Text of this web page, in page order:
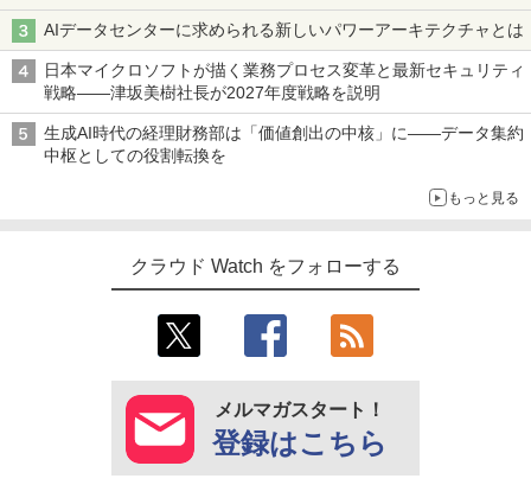
AIデータセンターに求められる新しいパワーアーキテクチャとは
日本マイクロソフトが描く業務プロセス変革と最新セキュリティ
戦略――津坂美樹社長が2027年度戦略を説明
生成AI時代の経理財務部は「価値創出の中核」に――データ集約
中枢としての役割転換を
もっと見る
クラウド Watch をフォローする
メルマガスタート！
登録はこちら